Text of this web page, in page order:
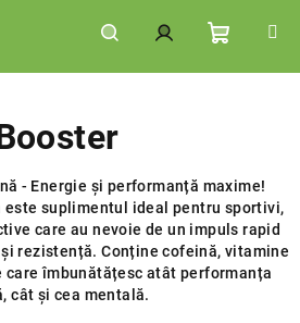
- Energie și performanță maxime!
este suplimentul ideal pentru sportivi,
care au nevoie de un impuls rapid
rezistență. Conține cofeină, vitamine
îmbunătățesc atât performanța
cât și cea mentală.